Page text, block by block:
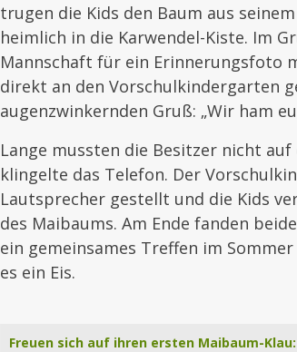
trugen die Kids den Baum aus
heimlich in die Karwendel-Kiste. Im
Mannschaft für ein Erinnerungsfoto
direkt an den Vorschulkindergarten
augenzwinkernden Gruß: „Wir ham
Lange mussten die Besitzer nicht
klingelte das Telefon. Der
Lautsprecher gestellt und die Kids
des Maibaums. Am Ende fanden
ein gemeinsames Treffen im
es ein Eis.
Freuen sich auf ihren ersten Maibaum-